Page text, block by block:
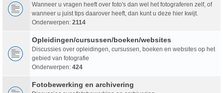
Wanneer u vragen heeft over foto's dan wel het fotograferen zelf, of
wanneer u juist tips daarover heeft, dan kunt u deze hier kwijt.
Onderwerpen: 2114
Opleidingen/cursussen/boeken/websites
Discussies over opleidingen, cursussen, boeken en websites op het
gebied van fotografie
Onderwerpen: 424
Fotobewerking en archivering